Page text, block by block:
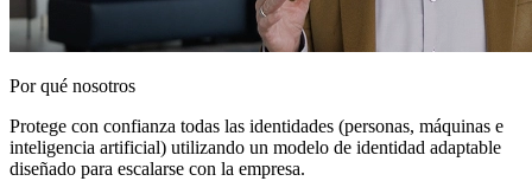
Por qué nosotros
Protege con confianza todas las identidades (personas, máquinas e
inteligencia artificial) utilizando un modelo de identidad adaptable
diseñado para escalarse con la empresa.